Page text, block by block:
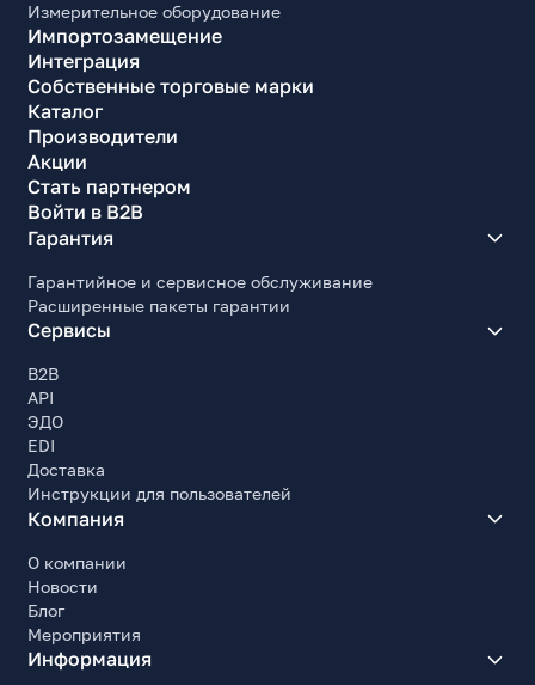
Измерительное оборудование
Импортозамещение
Интеграция
Собственные торговые марки
Каталог
Производители
Акции
Стать партнером
Войти в B2B
Гарантия
Гарантийное и сервисное обслуживание
Расширенные пакеты гарантии
Сервисы
B2B
API
ЭДО
EDI
Доставка
Инструкции для пользователей
Компания
О компании
Новости
Блог
Мероприятия
Информация